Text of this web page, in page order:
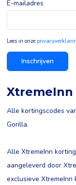
E-mailadres
Lees in onze
Inschrijven
Alle kortingscodes
Gorilla.
Alle XtremeInn
aangeleverd door
exclusieve